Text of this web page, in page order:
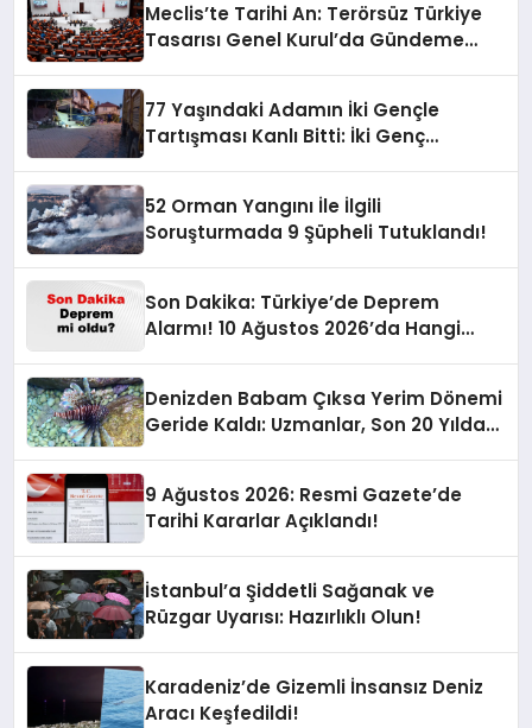
Meclis’te Tarihi An: Terörsüz Türkiye
Tasarısı Genel Kurul’da Gündeme
77 Yaşındaki Adamın İki Gençle
Tartışması Kanlı Bitti: İki Genç
52 Orman Yangını İle İlgili
Soruşturmada 9 Şüpheli Tutuklandı!
Son Dakika: Türkiye’de Deprem
Alarmı! 10 Ağustos 2026’da Hangi
Denizden Babam Çıksa Yerim Dönemi
Geride Kaldı: Uzmanlar, Son 20 Yılda
9 Ağustos 2026: Resmi Gazete’de
Tarihi Kararlar Açıklandı!
İstanbul’a Şiddetli Sağanak ve
Rüzgar Uyarısı: Hazırlıklı Olun!
Karadeniz’de Gizemli İnsansız Deniz
Aracı Keşfedildi!